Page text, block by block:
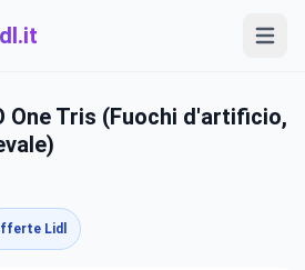
One Tris (Fuochi d'artificio,
Lidl